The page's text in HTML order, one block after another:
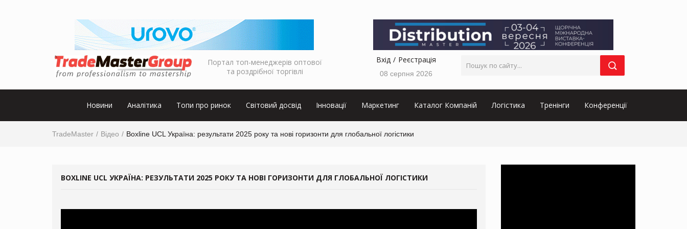
Портал топ-менеджерів оптової
та роздрібної торгівлі
Вхід Реєстрація
08 серпня 2026
Новини Аналітика Топи про ринок Світовий досвід Інновації Маркетинг Каталог Компаній Логістика Тренінги Конференції
TradeMaster Відео Boxline UCL Україна: результати 2025 року та нові горизонти для глобальної логістики
BOXLINE UCL УКРАЇНА: РЕЗУЛЬТАТИ 2025 РОКУ ТА НОВІ ГОРИЗОНТИ ДЛЯ ГЛОБАЛЬНОЇ ЛОГІСТИКИ